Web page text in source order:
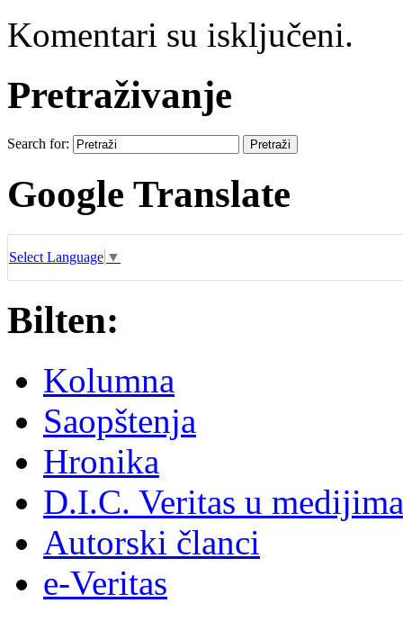
Komentari su isključeni.
Pretraživanje
Search for:
Google Translate
Select Language ▼
Bilten:
Kolumna
Saopštenja
Hronika
D.I.C. Veritas u medijima
Autorski članci
e-Veritas